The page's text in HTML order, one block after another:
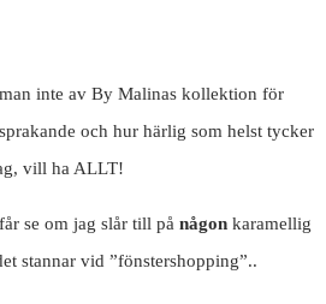
inte av By Malinas kollektion för
och hur härlig som helst tycker
vill ha ALLT!
se om jag slår till på någonkaramellig
stannar vid ”fönstershopping”..